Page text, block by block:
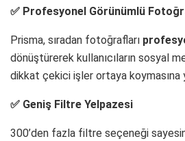
✅ Profesyonel Görünümlü
Prisma, sıradan fotoğrafları
dönüştürerek kullanıcıların sosyal
dikkat çekici işler ortaya koymasına
✅ Geniş Filtre Yelpazesi
300’den fazla filtre seçeneği